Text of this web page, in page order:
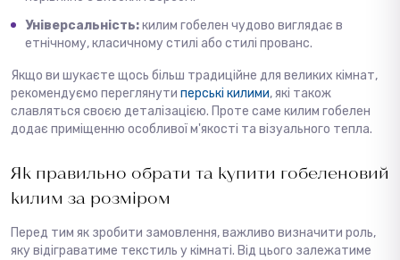
Універсальність:килим гобелен чудово виглядає в
етнічному, класичному стилі або стилі прованс.
Якщо ви шукаєте щось більш традиційне для великих кімнат,
рекомендуємо переглянути перські килими, які також
славляться своєю деталізацією. Проте саме килим гобелен
додає приміщенню особливої м'якості та візуального тепла.
Як правильно обрати та купити гобеленовий
килим за розміром
Перед тим як зробити замовлення, важливо визначити роль,
яку відіграватиме текстиль у кімнаті. Від цього залежатиме